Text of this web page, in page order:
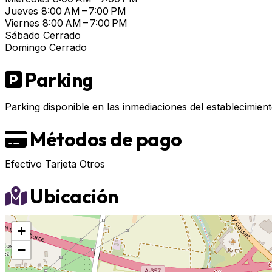
Jueves 8:00 AM – 7:00 PM
Viernes 8:00 AM – 7:00 PM
Sábado Cerrado
Domingo Cerrado
Parking
Parking disponible en las inmediaciones del
Métodos de pago
Efectivo Tarjeta Otros
Ubicación
+
−